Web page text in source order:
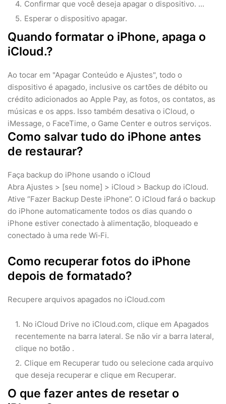
Confirmar que você deseja apagar o dispositivo. ...
Esperar o dispositivo apagar.
Quando formatar o iPhone, apaga o
iCloud.?
Ao tocar em "Apagar Conteúdo e Ajustes", todo o
dispositivo é apagado, inclusive os cartões de débito ou
crédito adicionados ao Apple Pay, as fotos, os contatos, as
músicas e os apps. Isso também desativa o iCloud, o
iMessage, o FaceTime, o Game Center e outros serviços.
Como salvar tudo do iPhone antes
de restaurar?
Faça backup do iPhone usando o iCloud
Abra Ajustes > [seu nome] > iCloud > Backup do iCloud.
Ative “Fazer Backup Deste iPhone”. O iCloud fará o backup
do iPhone automaticamente todos os dias quando o
iPhone estiver conectado à alimentação, bloqueado e
conectado à uma rede Wi‑Fi.
Como recuperar fotos do iPhone
depois de formatado?
Recupere arquivos apagados no iCloud.com
No iCloud Drive no iCloud.com, clique em Apagados
recentemente na barra lateral. Se não vir a barra lateral,
clique no botão .
Clique em Recuperar tudo ou selecione cada arquivo
que deseja recuperar e clique em Recuperar.
O que fazer antes de resetar o